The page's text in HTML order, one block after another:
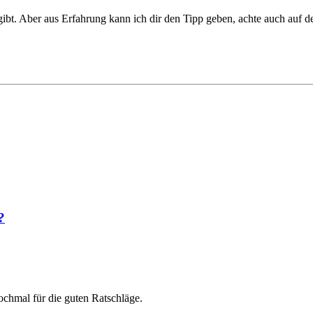
Aber aus Erfahrung kann ich dir den Tipp geben, achte auch auf
für die guten Ratschläge.